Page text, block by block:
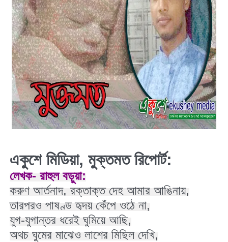
একুশে মিডিয়া, মুক্তমত রিপোর্ট:
করুণ আর্তনাদ, রক্তাক্ত দেহ আমার আঙিনায়,
তারপরও পাষণ্ড হৃদয় কেঁপে ওঠে না,
যুগ-যুগান্তর ধরেই ঘুমিয়ে আছি,
অথচ ঘুমের মাঝেও লাশের মিছিল দেখি,